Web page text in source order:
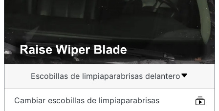
Escobillas de limpiaparabrisas delantero
Cambiar escobillas de limpiaparabrisas